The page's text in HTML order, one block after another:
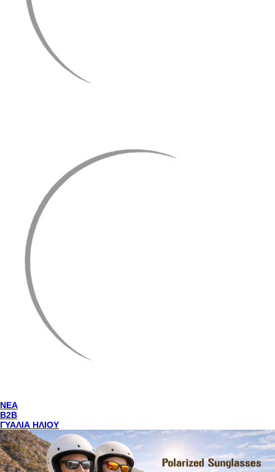
NEA
Β2Β
ΓΥΑΛΙΑ ΗΛΙΟΥ